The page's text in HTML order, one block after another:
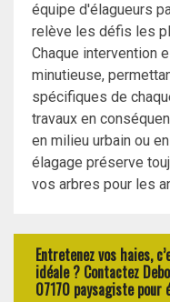
équipe d'élagueurs
relève les défis les
Chaque intervention
minutieuse,
spécifiques de
travaux en
en milieu urbain ou
élagage préserve
vos arbres pour les
Entretenez vos haies,
idéale ? Contactez
07170 paysagiste pour